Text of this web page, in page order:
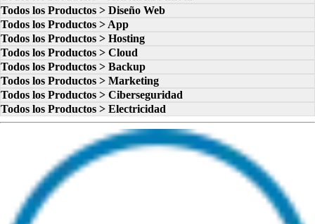
Todos los Productos > Diseño Web
Todos los Productos > App
Todos los Productos > Hosting
Todos los Productos > Cloud
Todos los Productos > Backup
Todos los Productos > Marketing
Todos los Productos > Ciberseguridad
Todos los Productos > Electricidad